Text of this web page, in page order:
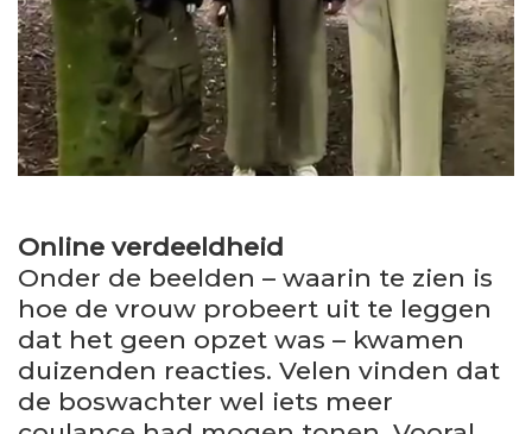
Online verdeeldheid
Onder de beelden – waarin te zien is
hoe de vrouw probeert uit te leggen
dat het geen opzet was – kwamen
duizenden reacties. Velen vinden dat
de boswachter wel iets meer